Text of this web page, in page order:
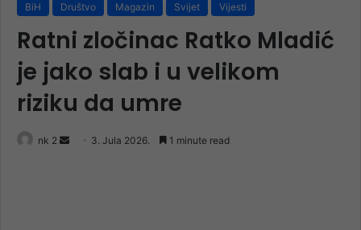
BiH Društvo Magazin Svijet Vijesti
Ratni zločinac Ratko Mladić
je jako slab i u velikom
riziku da umre
nk 2
Send 3. Jula 2026. 1 minute read